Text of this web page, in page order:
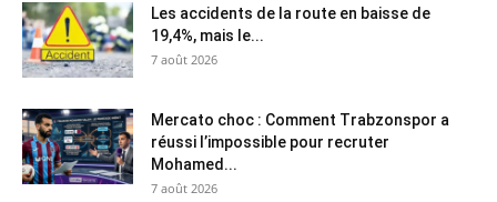
Les accidents de la route en baisse de
19,4%, mais le...
7 août 2026
Mercato choc : Comment Trabzonspor a
réussi l’impossible pour recruter
Mohamed...
7 août 2026